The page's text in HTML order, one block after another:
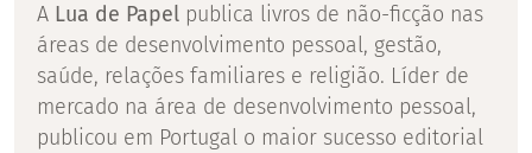
A Lua de Papel publica livros de não-ficção nas
áreas de desenvolvimento pessoal, gestão,
saúde, relações familiares e religião. Líder de
mercado na área de desenvolvimento pessoal,
publicou em Portugal o maior sucesso editorial